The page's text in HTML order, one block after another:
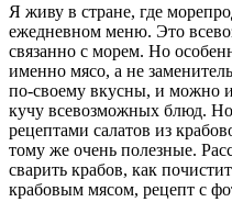
Я живу в стране, где
ежедневном меню. Это
связанно с морем. Но
именно мясо, а не
по-своему вкусны, и можно
кучу всевозможных блюд. Но
рецептами салатов из
тому же очень полезные.
сварить крабов, как
крабовым мясом, рецепт с